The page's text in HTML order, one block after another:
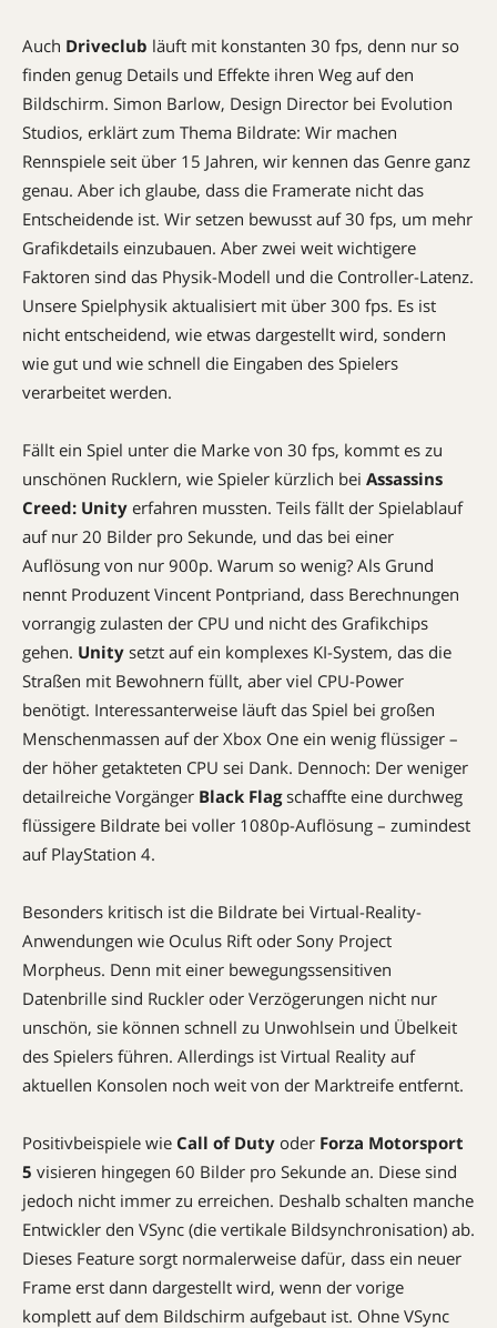
Auch Driveclub läuft mit konstanten 30 fps, denn nur so
finden genug Details und Effekte ihren Weg auf den
Bildschirm. Simon Barlow, Design Director bei Evolution
Studios, erklärt zum Thema Bildrate: Wir machen
Rennspiele seit über 15 Jahren, wir kennen das Genre ganz
genau. Aber ich glaube, dass die Framerate nicht das
Entscheidende ist. Wir setzen bewusst auf 30 fps, um mehr
Grafikdetails einzubauen. Aber zwei weit wichtigere
Faktoren sind das Physik-Modell und die Controller-Latenz.
Unsere Spiel­physik aktualisiert mit über 300 fps. Es ist
nicht entscheidend, wie etwas dargestellt wird, sondern
wie gut und wie schnell die Eingaben des Spielers
verarbeitet werden.
Fällt ein Spiel unter die Marke von 30 fps, kommt es zu
unschönen Rucklern, wie Spieler kürzlich bei Assassins
Creed: Unity erfahren mussten. Teils fällt der Spielablauf
auf nur 20 Bilder pro Sekunde, und das bei einer
Auflösung von nur 900p. Warum so wenig? Als Grund
nennt Produzent Vincent ­Pontpriand, dass Berechnungen
vorrangig zulasten der CPU und nicht des Grafikchips
gehen. Unity setzt auf ein komplexes KI-System, das die
Straßen mit Bewohnern füllt, aber viel CPU-Power
benötigt. Interessanterweise läuft das Spiel bei großen
Menschenmassen auf der Xbox One ein wenig flüssiger –
der höher ­getakteten CPU sei Dank. Dennoch: Der weniger
detailreiche Vorgänger Black Flagschaffte eine durchweg
flüssigere Bildrate bei voller 1080p-Auflösung – zumindest
auf PlayStation 4.
Besonders kritisch ist die Bildrate bei Virtual-Reality-
Anwendungen wie Oculus Rift oder Sony Project
Morpheus. Denn mit einer bewegungssensitiven
Datenbrille sind Ruckler oder Verzögerungen nicht nur
unschön, sie können schnell zu Unwohlsein und Übelkeit
des Spielers führen. Allerdings ist Virtual Reality auf
aktuellen Konsolen noch weit von der Marktreife entfernt.
Positivbeispiele wie Call of Duty oder Forza Motorsport
5 visieren hingegen 60 Bilder pro Sekunde an. Diese sind
jedoch nicht immer zu erreichen. Deshalb schalten manche
Entwickler den VSync (die vertikale Bildsynchronisation) ab.
Dieses Feature sorgt normalerweise dafür, dass ein neuer
Frame erst dann dargestellt wird, wenn der vorige
komplett auf dem Bildschirm aufgebaut ist. Ohne VSync